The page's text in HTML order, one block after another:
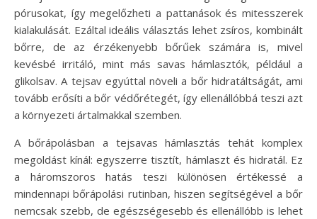
pórusokat, így megelőzheti a pattanások és mitesszerek
kialakulását. Ezáltal ideális választás lehet zsíros, kombinált
bőrre, de az érzékenyebb bőrűek számára is, mivel
kevésbé irritáló, mint más savas hámlasztók, például a
glikolsav. A tejsav egyúttal növeli a bőr hidratáltságát, ami
tovább erősíti a bőr védőrétegét, így ellenállóbbá teszi azt
a környezeti ártalmakkal szemben.
A bőrápolásban a tejsavas hámlasztás tehát komplex
megoldást kínál: egyszerre tisztít, hámlaszt és hidratál. Ez
a háromszoros hatás teszi különösen értékessé a
mindennapi bőrápolási rutinban, hiszen segítségével a bőr
nemcsak szebb, de egészségesebb és ellenállóbb is lehet